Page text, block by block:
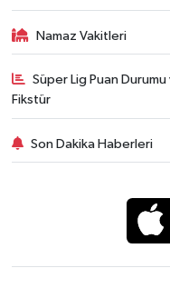
Namaz Vakitleri
Süper Lig Puan Durumu
Fikstür
Son Dakika Haberleri